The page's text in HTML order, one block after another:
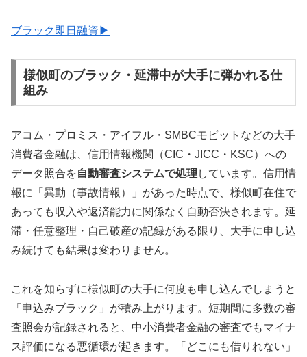
ブラック即日融資▶
様似町のブラック・延滞中が大手に弾かれる仕
組み
アコム・プロミス・アイフル・SMBCモビットなどの大手
消費者金融は、信用情報機関（CIC・JICC・KSC）への
データ照合を自動審査システムで処理 しています。信用情
報に「異動（事故情報）」があった時点で、様似町在住で
あっても収入や返済能力に関係なく自動否決されます。延
滞・任意整理・自己破産の記録がある限り、大手に申し込
み続けても結果は変わりません。
これを知らずに様似町の大手に何度も申し込んでしまうと
「申込みブラック」が積み上がります。短期間に多数の審
査照会が記録されると、中小消費者金融の審査でもマイナ
ス評価になる悪循環が起きます。「どこにも借りれない」